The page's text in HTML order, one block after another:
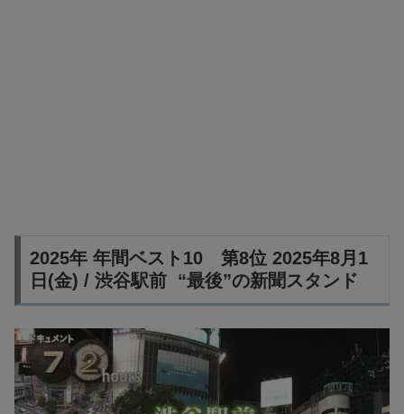
2025年 年間ベスト10 第8位 2025年8月1
日(金) / 渋谷駅前 “最後”の新聞スタンド